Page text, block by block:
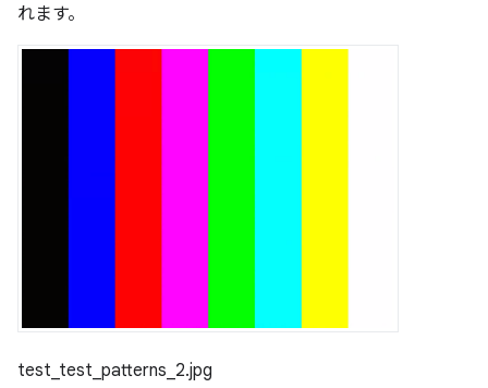
れます。
test_test_patterns_2.jpg